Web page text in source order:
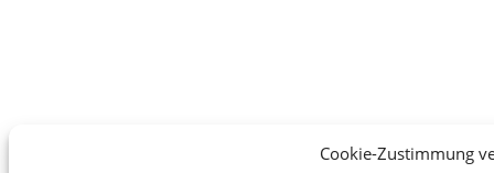
Cookie-Zustimmung